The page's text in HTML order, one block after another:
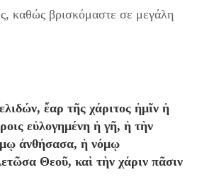
καθώς βρισκόμαστε σε μεγάλη
ἔαρ τῆς χάριτος ἡμῖν ἡ
εὐλογημένη ἡ γῆ, ἡ τὴν
ἀνθήσασα, ἡ νόμῳ
Θεοῦ, καὶ τὴν χάριν πᾶσιν